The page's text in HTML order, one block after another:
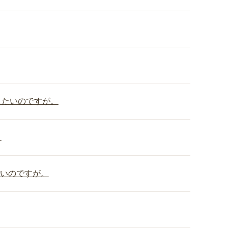
いのですが。
のですが。